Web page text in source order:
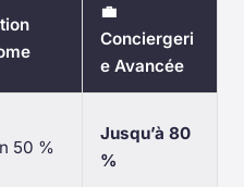
💼
Conciergeri
e Avancée
50 %
Jusqu’à 80
%